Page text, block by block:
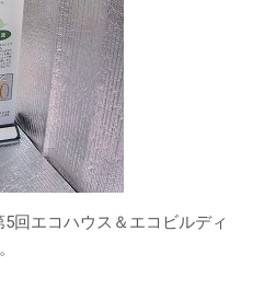
回エコハウス＆エコビルディ